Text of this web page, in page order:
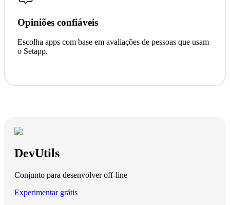
Opiniões confiáveis
Escolha apps com base em avaliações de pessoas que usam
o Setapp.
DevUtils
Conjunto para desenvolver off‑line
Experimentar grátis